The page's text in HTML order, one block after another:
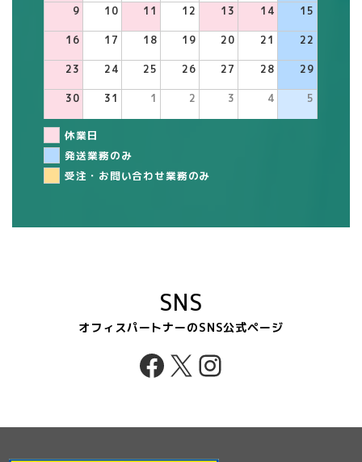
9 10 11 12 13 14 15
16 17 18 19 20 21 22
23 24 25 26 27 28 29
30 31 1 2 3 4 5
休業日
発送業務のみ
受注・お問い合わせ業務のみ
SNS
オフィスパートナーのSNS公式ページ
Facebook
X Instagram